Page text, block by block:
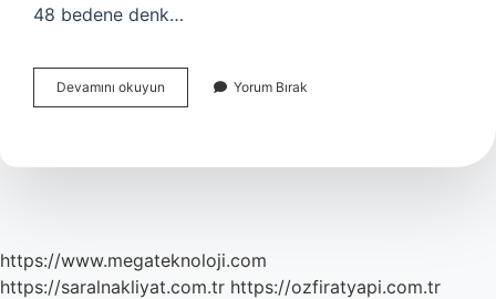
48 bedene denk…
Devamını okuyun
Kilo
Yorum Bırak
https://www.megateknoloji.com
https://saralnakliyat.com.tr https://ozfiratyapi.com.tr